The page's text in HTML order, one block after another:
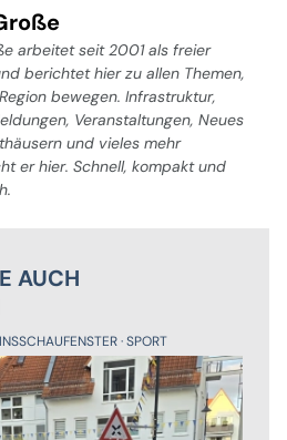
arbeitet seit 2001 als freier
berichtet hier zu allen Themen,
bewegen. Infrastruktur,
Veranstaltungen, Neues
und vieles mehr
er hier. Schnell, kompakt und
AUCH
SPORT